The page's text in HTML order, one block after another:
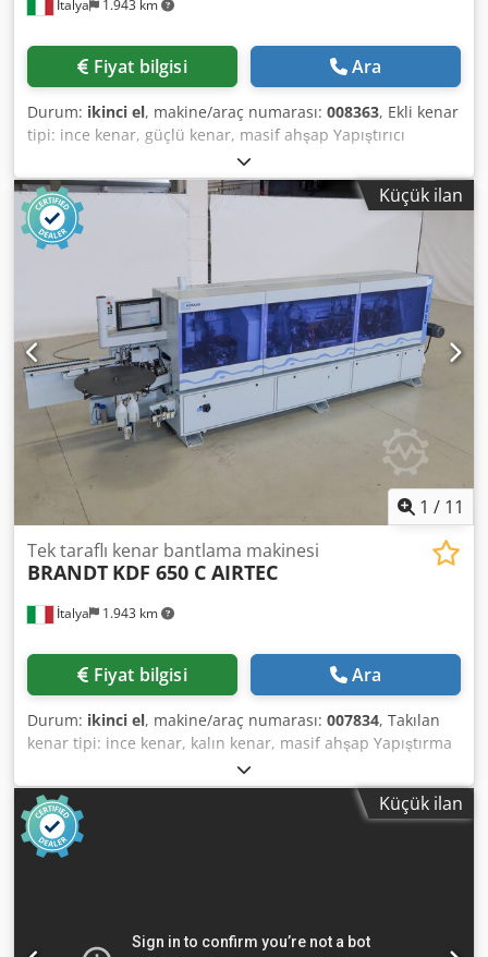
İtalya 1.943 km
Fiyat bilgisi Ara
Durum: ikinci el, makine/araç numarası: 008363, Ekli kenar
tipi: ince kenar, güçlü kenar, masif ahşap Yapıştırıcı
sistemi: EVA Codpsx Swddofx Aqioha Frezelemeye katılma:
evet Çok fonksiyonlu ünite: evet Maksimum ilerleme hızı:
18 m/dak Maksimum panel kalınlığı: 60 mm Çalışma
birimleri: 7 hayır
Küçük ilan
1 / 11
İtalya 1.943 km
Tek taraflı kenar bantlama makinesi
BRANDT KDF 650 C AIRTEC
Fiyat bilgisi Ara
Durum: ikinci el, makine/araç numarası: 007834, Takılan
kenar tipi: ince kenar, kalın kenar, masif ahşap Yapıştırma
sistemi: EVA, sıcak hava Ek frezeleme: evet Çok fonksiyonlu
ünite: evet Maks. ilerleme hızı: 18 m/dak Maksimum plaka
kalınlığı: 60 mm Çalışma üniteleri: 8 adet Chjdpfx Aqjv Sf I
Eeija
Küçük ilan